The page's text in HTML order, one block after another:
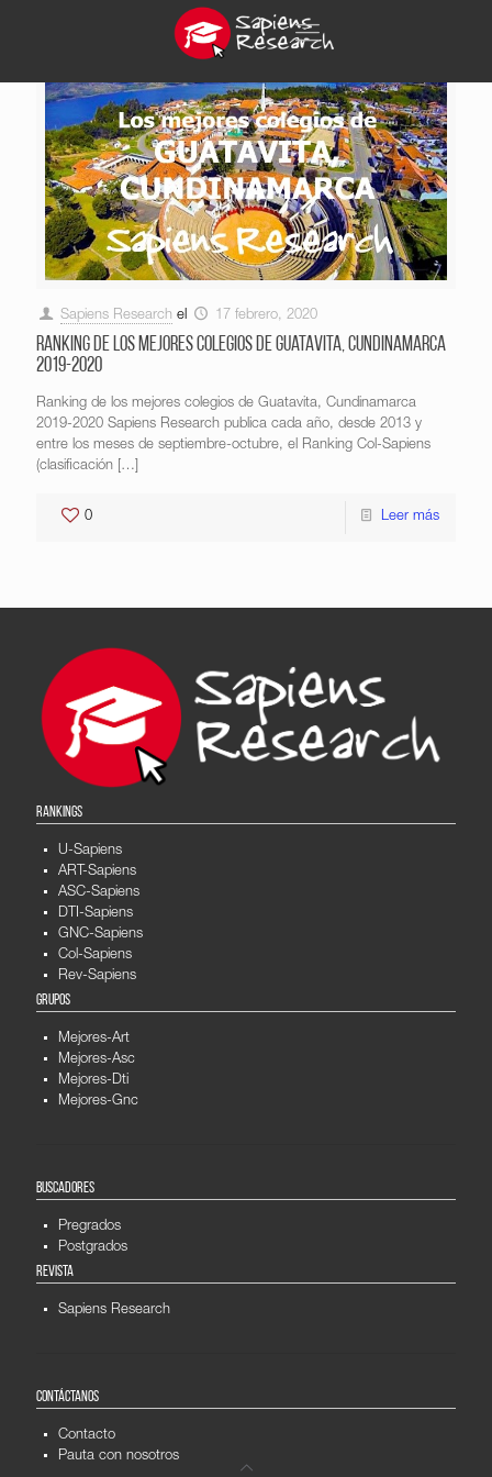
Sapiens Research el 17 febrero, 2020
Ranking de los mejores colegios de Guatavita, Cundinamarca
2019-2020
Ranking de los mejores colegios de Guatavita, Cundinamarca
2019-2020 Sapiens Research publica cada año, desde 2013 y
entre los meses de septiembre-octubre, el Ranking Col-Sapiens
(clasificación […]
0 Leer más
RANKINGS
U-Sapiens
ART-Sapiens
ASC-Sapiens
DTI-Sapiens
GNC-Sapiens
Col-Sapiens
Rev-Sapiens
GRUPOS
Mejores-Art
Mejores-Asc
Mejores-Dti
Mejores-Gnc
BUSCADORES
Pregrados
Postgrados
REVISTA
Sapiens Research
CONTÁCTANOS
Contacto
Pauta con nosotros